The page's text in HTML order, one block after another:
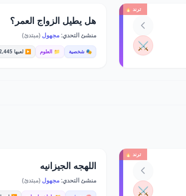
ترند 🔥
⚔️
هل يطيل الزواج العمر؟
منشئ التحدي:مجهول (مبتدئ)
🎭 شخصية 📁 العلوم ▶️ لعبها 2,445
ترند 🔥
⚔️
اللهجه الجيزانيه
منشئ التحدي:مجهول (مبتدئ)